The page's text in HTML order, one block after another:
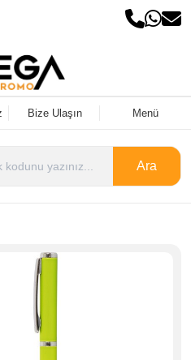
Bize Ulaşın Menü
Ara